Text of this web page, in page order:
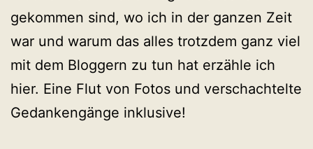
gekommen sind, wo ich in der ganzen Zeit
war und warum das alles trotzdem ganz viel
mit dem Bloggern zu tun hat erzähle ich
hier. Eine Flut von Fotos und verschachtelte
Gedankengänge inklusive!